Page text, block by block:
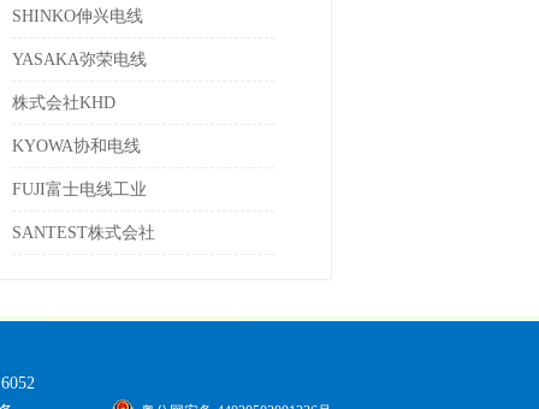
SHINKO伸兴电线
YASAKA弥荣电线
株式会社KHD
KYOWA协和电线
FUJI富士电线工业
SANTEST株式会社